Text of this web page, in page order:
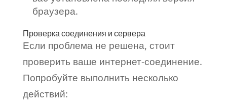
браузера.
Проверка соединения и сервера
Если проблема не решена, стоит
проверить ваше интернет-соединение.
Попробуйте выполнить несколько
действий: